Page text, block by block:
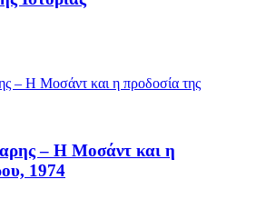
– Η Μοσάντ και η
1974